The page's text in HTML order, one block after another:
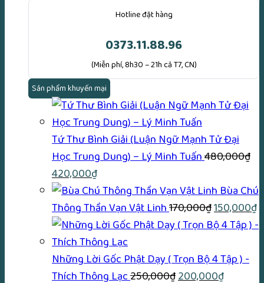
Hotline đặt hàng
0373.11.88.96
(Miễn phí, 8h30 – 21h cả T7, CN)
Sản phẩm khuyến mại
Tứ Thư Bình Giải (Luận Ngữ Mạnh Tử Đại
Học Trung Dung) – Lý Minh Tuấn480,000₫
Giá
gốc
là:
480,000₫.
420,000₫Giá
hiện
tại
là:
420,000₫.
Bùa Chú
Thông Thần Vạn Vật Linh170,000₫Giá
gốc
170,000₫.
150,000₫
Những Lời Gốc Phật Dạy ( Trọn Bộ 4 Tập ) -
Thích Thông Lạc250,000₫Giá
200,000₫Giá